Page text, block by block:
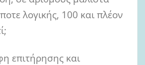
λογικής, 100 και πλέον
επιτήρησης και